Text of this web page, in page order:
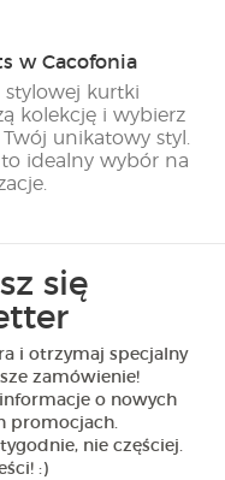
w Cacofonia
stylowej kurtki
kolekcję i wybierz
unikatowy styl.
idealny wybór na
się
i otrzymaj specjalny
zamówienie!
o nowych
promocjach.
nie częściej.
:)